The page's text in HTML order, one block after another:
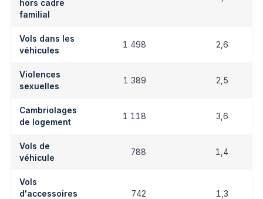
hors cadre
familial
Vols dans les
véhicules
1 498 2,6
Violences
sexuelles
1 389 2,5
Cambriolages
de logement
1 118 3,6
Vols de
véhicule
788 1,4
Vols
d'accessoires
742 1,3